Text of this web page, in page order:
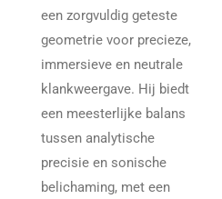
een zorgvuldig geteste
geometrie voor precieze,
immersieve en neutrale
klankweergave. Hij biedt
een meesterlijke balans
tussen analytische
precisie en sonische
belichaming, met een